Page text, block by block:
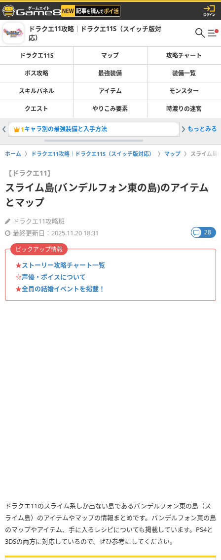
ドラクエ11攻略｜ドラクエ11S（スイッチ版対
応）
ドラクエ11S マップ 攻略チャート
ボス攻略 最強装備 装備一覧
スキルパネル アイテム モンスター
クエスト やりこみ要素 時渡りの迷宮
1キャラ別の最強装備と入手方法 2
もっとみる
ホーム ドラクエ11攻略｜ドラクエ11S（スイッチ版対応） マップ スライム島
【ドラクエ11】
スライム島(バンデルフォン東の島)のアイテム
とマップ
ドラクエ11攻略班
最終更新日：2025.11.20 18:31
28
★ストーリー攻略チャート一覧
☆声優・ボイスについて
★全員の結婚イベントを掲載！
ピックアップ情報
ドラクエ11のスライム系しか出ない島であるバンデルフォン東の島（ス
ライム島）のアイテムやマップの情報まとめです。バンデルフォン東の島
のマップやアイテム、手に入るレシピについても掲載しています。PS4と
3DSの両方に対応しているので、ぜひ参考にしてください。